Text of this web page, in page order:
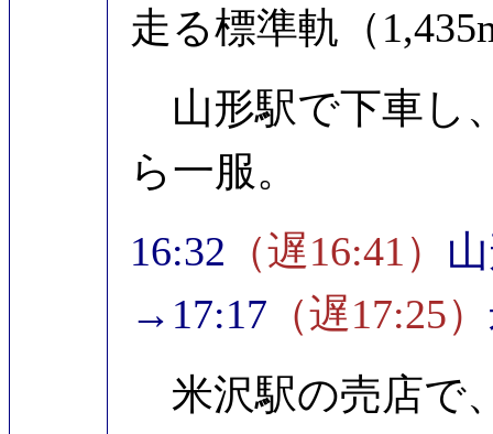
走る標準軌（
山形駅で下車し
ら一服。
16:32 （遅16:41）
→17:17 （遅17:25）
米沢駅の売店で